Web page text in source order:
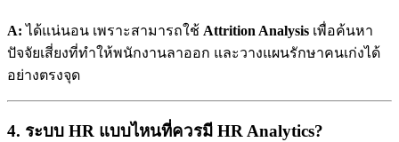
A: ได้แน่นอน เพราะสามารถใช้ Attrition Analysis เพื่อค้นหา
ปัจจัยเสี่ยงที่ทำให้พนักงานลาออก และวางแผนรักษาคนเก่งได้
อย่างตรงจุด
4. ระบบ HR แบบไหนที่ควรมี HR Analytics?